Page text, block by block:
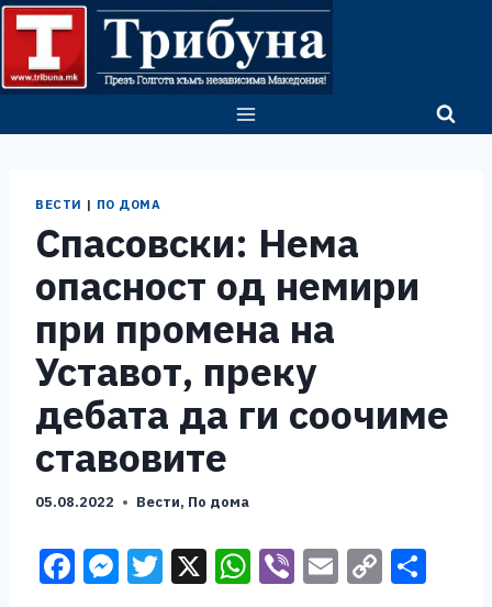
Skip
content
ВЕСТИ | ПО ДОМА
Спасовски: Нема
опасност од немири
при промена на
Уставот, преку
дебата да ги соочиме
ставовите
05.08.2022 Вести, По дома
F M T X W Vi E C